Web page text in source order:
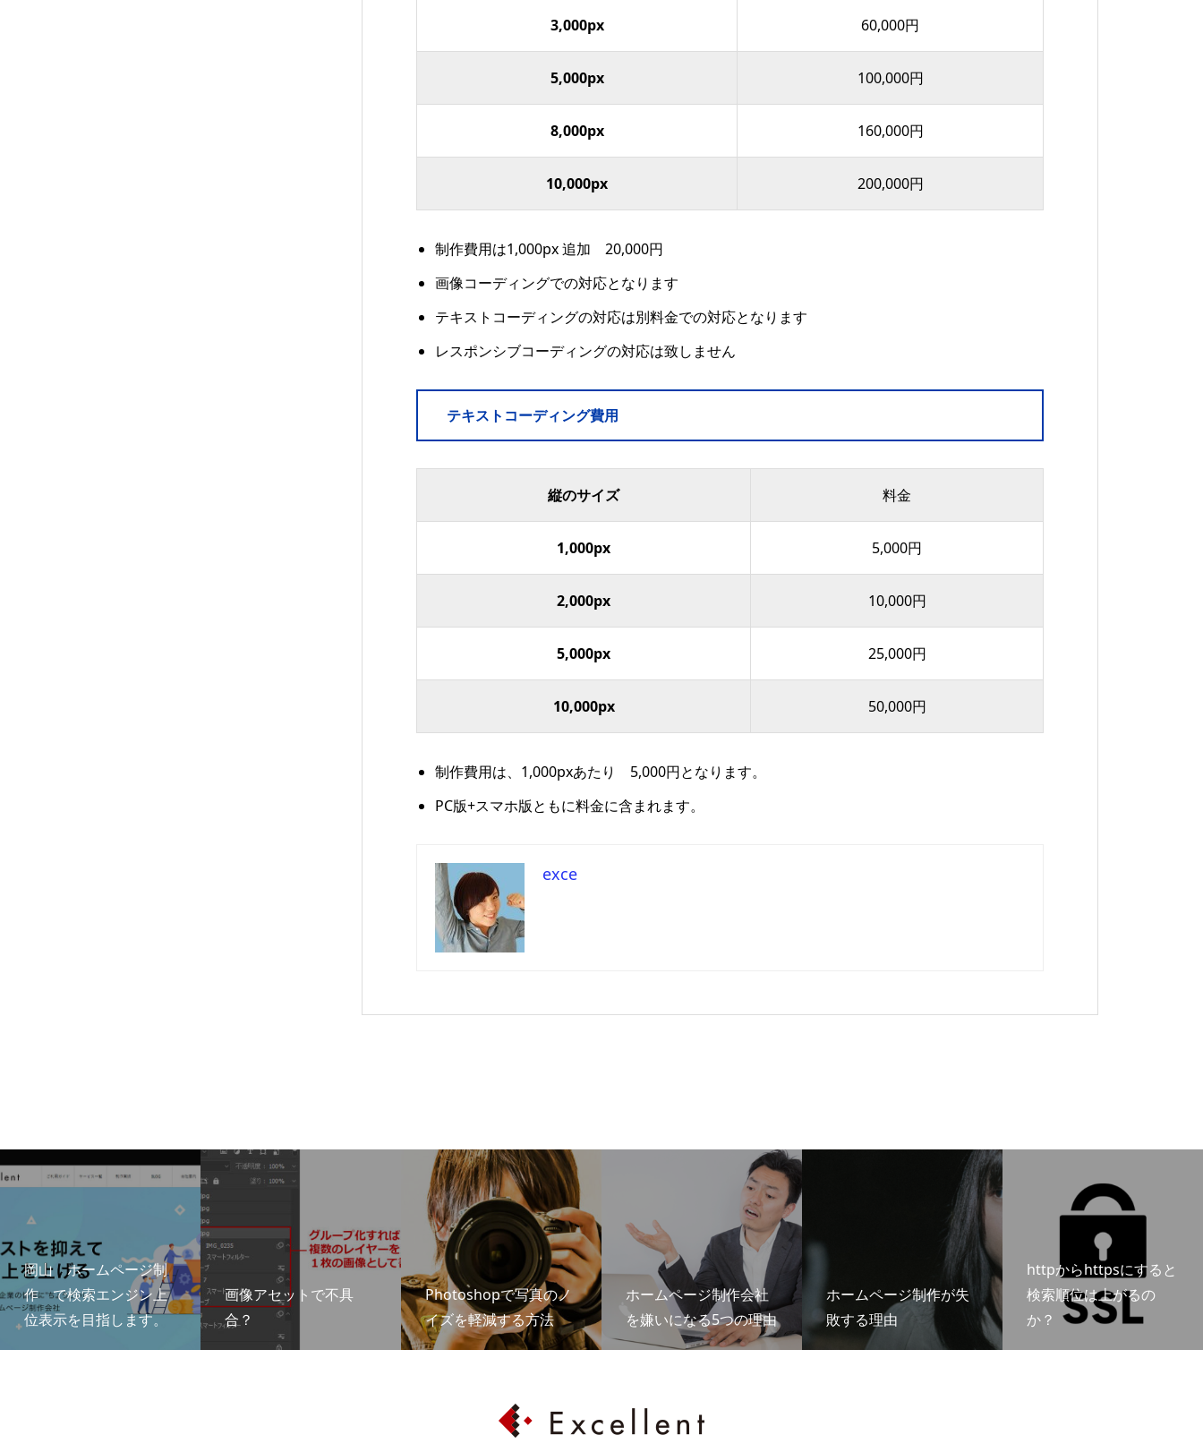
3,000px 60,000円
5,000px 100,000円
8,000px 160,000円
10,000px 200,000円
制作費用は1,000px 追加 20,000円
画像コーディングでの対応となります
テキストコーディングの対応は別料金での対応となります
レスポンシブコーディングの対応は致しません
テキストコーディング費用
縦のサイズ 料金
1,000px 5,000円
2,000px 10,000円
5,000px 25,000円
10,000px 50,000円
制作費用は、1,000pxあたり 5,000円となります。
PC版+スマホ版ともに料金に含まれます。
exce
岡山 ホームページ制
作 で検索エンジン上
位表示を目指します。
画像アセットで不具
合？
Photoshopで写真のノ
イズを軽減する方法
ホームページ制作会社
を嫌いになる5つの理由
ホームページ制作が失
敗する理由
httpからhttpsにすると
検索順位は上がるの
か？